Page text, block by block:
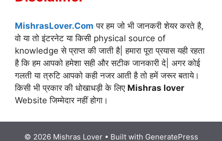
MishrasLover.Com पर हम जो भी जानकरी शेयर करते है,
वो या तो इंटरनेट या किसी physical source of
knowledge से प्राप्त की जाती है| हमारा पूरा प्रयास यही रहता
है कि हम आपको हमेशा सही और सटीक जानकारी दे| अगर कोई
गलती या त्रुटि आपको कही नजर आती है तो हमें जरूर बताये।
किसी भी प्रकार की धोखाधड़ी के लिए Mishras lover
Website जिम्मेदार नहीं होगा।
© 2026 Mishras Lover• Built with GeneratePress